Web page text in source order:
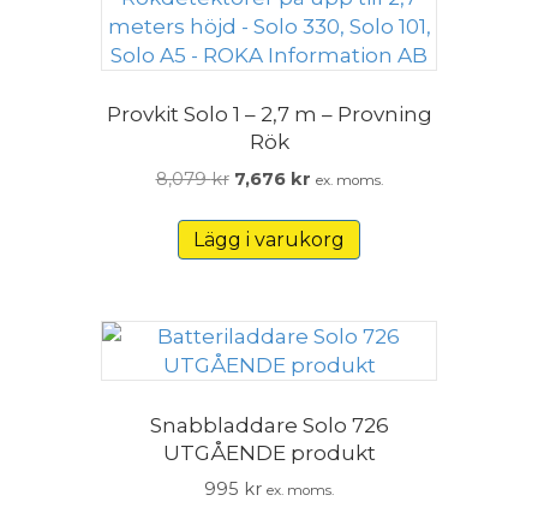
Provkit Solo 1 – 2,7 m – Provning
Rök
8,079kr Det
priset
var:
7,676 krDet
priset
är:
ex. moms.
Lägg i varukorg
Snabbladdare Solo 726
UTGÅENDE produkt
995 kr ex. moms.